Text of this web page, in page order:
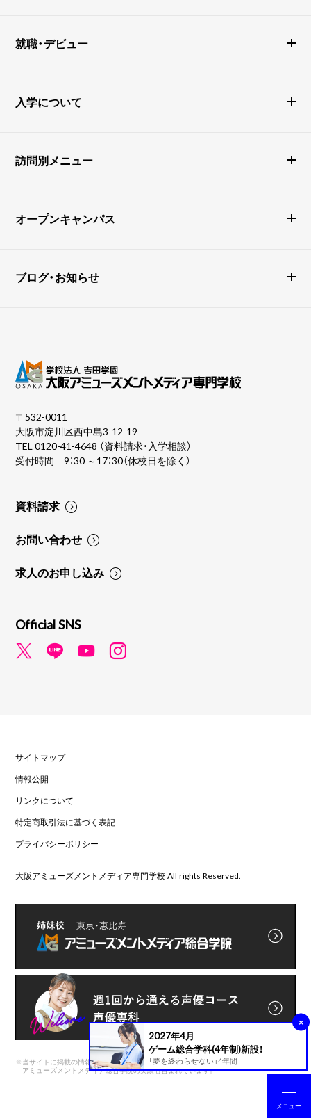
2027年4月
ゲーム総合学科(4年制)新設！
「夢を終わらせない」4年間
×
就職・デビュー
入学について
訪問別メニュー
オープンキャンパス
ブログ・お知らせ
〒532-0011
大阪市淀川区西中島3-12-19
TEL0120-41-4648 （資料請求・入学相談）
受付時間 9：30 ～17：30（休校日を除く）
資料請求
お問い合わせ
求人のお申し込み
Official SNS
サイトマップ
情報公開
リンクについて
特定商取引法に基づく表記
プライバシーポリシー
大阪アミューズメントメディア専門学校 All rights Reserved.
※当サイトに掲載の情報は前身である
アミューズメントメディア総合学院の実績も含まれています。
メニュー